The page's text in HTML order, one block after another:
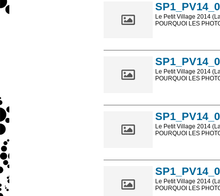
Le Petit Village 2014
POURQUOI LES
Le Petit Village 2014
POURQUOI LES
Le Petit Village 2014
POURQUOI LES
Le Petit Village 2014
POURQUOI LES